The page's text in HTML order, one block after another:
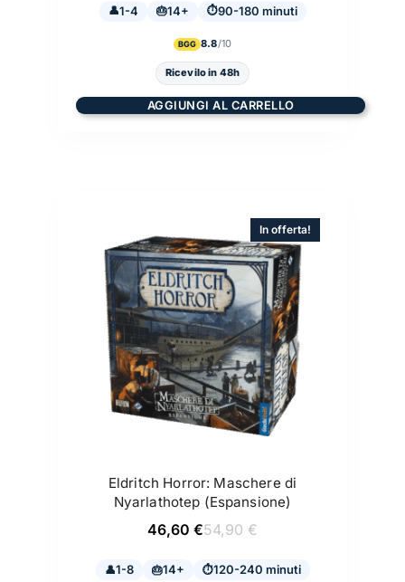
era:
è:
1-4 14+ 90-180 minuti
BGG 8.8
Ricevilo in 48h
AGGIUNGI AL CARRELLO
In offerta!
Eldritch Horror: Maschere di
Nyarlathotep (Espansione)
54,90 €
Il
prezzo
era:
46,60 €Il
prezzo
è:
1-8 14+ 120-240 minuti